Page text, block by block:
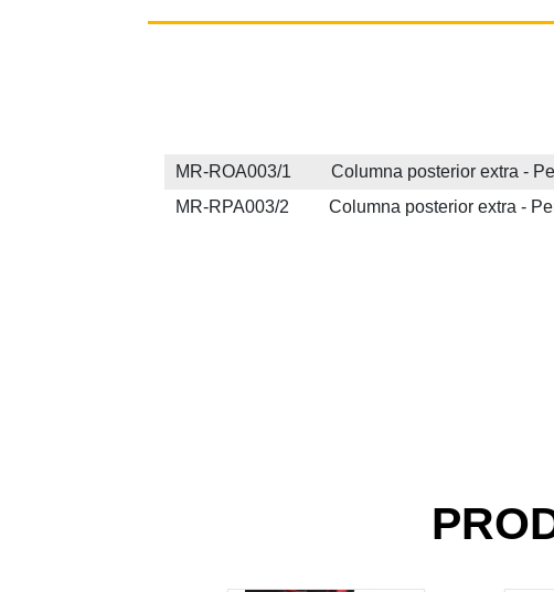
MR-ROA003/1 Columna posterior extra -
MR-RPA003/2 Columna posterior extra -